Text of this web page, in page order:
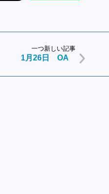
一つ新しい記事
1月26日 OA